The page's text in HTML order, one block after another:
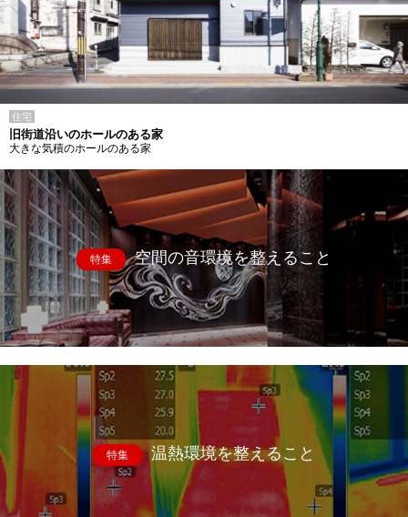
住宅
旧街道沿いのホールのある家
大きな気積のホールのある家
特集 空間の音環境を整えること
特集 温熱環境を整えること